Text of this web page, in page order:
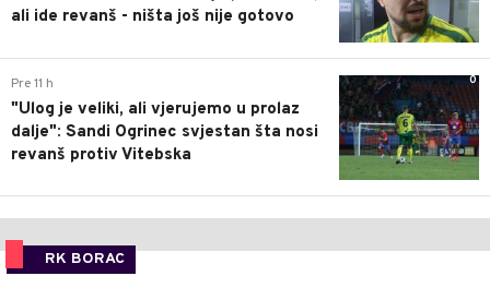
ali ide revanš - ništa još nije gotovo
0
Pre 11 h
"Ulog je veliki, ali vjerujemo u prolaz
dalje": Sandi Ogrinec svjestan šta nosi
revanš protiv Vitebska
RK BORAC